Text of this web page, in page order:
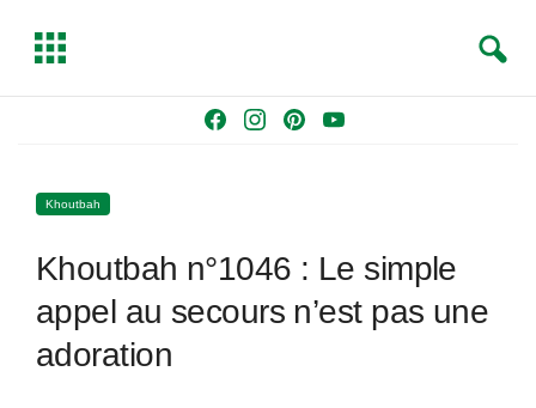
o
k
g
a
s
Y
b
T
g
e
a
Khoutbah
Khoutbah n°1046 : Le simple
appel au secours n’est pas une
adoration